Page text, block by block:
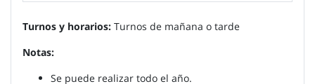
Turnos y horarios: Turnos de mañana o tarde
Notas:
Se puede realizar todo el año.